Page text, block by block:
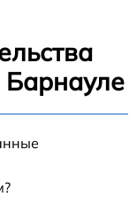
Барнауле